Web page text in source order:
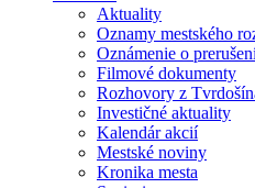
Aktuality
Oznamy mestského
Oznámenie o
Filmové dokumenty
Rozhovory z
Investičné aktuality
Kalendár akcií
Mestské noviny
Kronika mesta